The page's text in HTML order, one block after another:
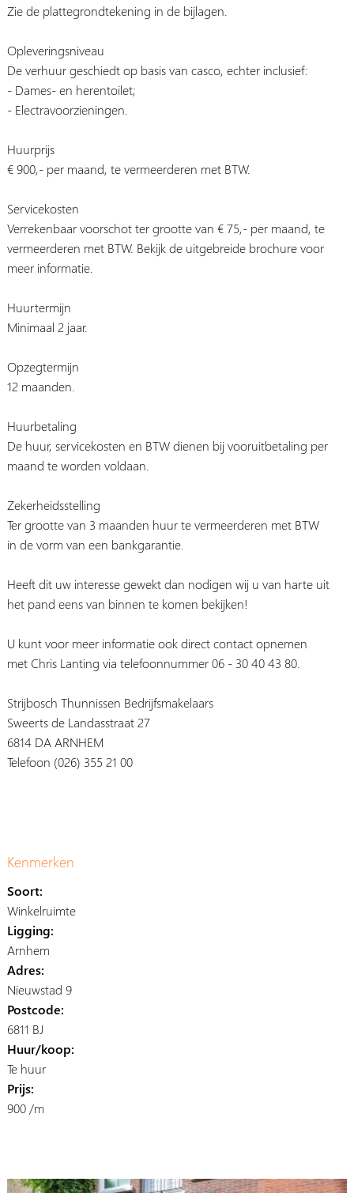
Zie de plattegrondtekening in de bijlagen.
Opleveringsniveau
De verhuur geschiedt op basis van casco, echter inclusief:
- Dames- en herentoilet;
- Electravoorzieningen.
Huurprijs
€ 900,- per maand, te vermeerderen met BTW.
Servicekosten
Verrekenbaar voorschot ter grootte van € 75,- per maand, te
vermeerderen met BTW. Bekijk de uitgebreide brochure voor
meer informatie.
Huurtermijn
Minimaal 2 jaar.
Opzegtermijn
12 maanden.
Huurbetaling
De huur, servicekosten en BTW dienen bij vooruitbetaling per
maand te worden voldaan.
Zekerheidsstelling
Ter grootte van 3 maanden huur te vermeerderen met BTW
in de vorm van een bankgarantie.
Heeft dit uw interesse gewekt dan nodigen wij u van harte uit
het pand eens van binnen te komen bekijken!
U kunt voor meer informatie ook direct contact opnemen
met Chris Lanting via telefoonnummer 06 - 30 40 43 80.
Strijbosch Thunnissen Bedrijfsmakelaars
Sweerts de Landasstraat 27
6814 DA ARNHEM
Telefoon (026) 355 21 00
Kenmerken
Soort:
Winkelruimte
Ligging:
Arnhem
Adres:
Nieuwstad 9
Postcode:
6811 BJ
Huur/koop:
Te huur
Prijs:
900 /m